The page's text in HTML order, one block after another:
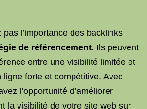
pas l’importance des backlinks
de référencement. Ils peuvent
entre une visibilité limitée et
ligne forte et compétitive. Avec
l’opportunité d’améliorer
la visibilité de votre site web sur